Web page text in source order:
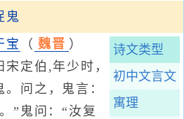
鬼
诗文类型
初中文言文
寓理
宝 （ 魏晋 ）
定伯,年少时，
。问之，鬼言：
”鬼问：“汝复